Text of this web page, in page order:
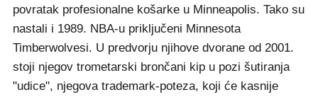
povratak profesionalne košarke u Minneapolis. Tako su
nastali i 1989. NBA-u priključeni Minnesota
Timberwolvesi. U predvorju njihove dvorane od 2001.
stoji njegov trometarski brončani kip u pozi šutiranja
"udice", njegova trademark-poteza, koji će kasnije